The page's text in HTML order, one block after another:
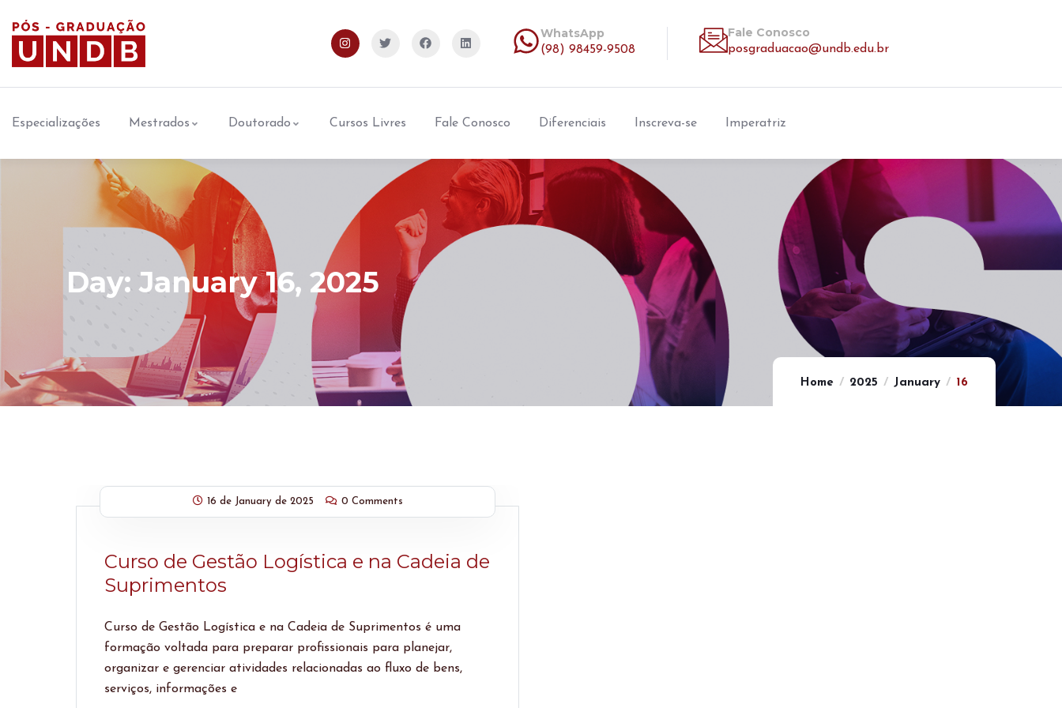
WhatsApp
(98) 98459-9508
Fale Conosco
posgraduacao@undb.edu.br
Especializações Mestrados Doutorado Cursos Livres Fale Conosco Diferenciais Inscreva-se Imperatriz
Day:January 16, 2025
Home 2025 January 16
16 de January de 2025 0 Comments
Curso de Gestão Logística e na Cadeia de
Suprimentos
Curso de Gestão Logística e na Cadeia de Suprimentos é uma
formação voltada para preparar profissionais para planejar,
organizar e gerenciar atividades relacionadas ao fluxo de bens,
serviços, informações e